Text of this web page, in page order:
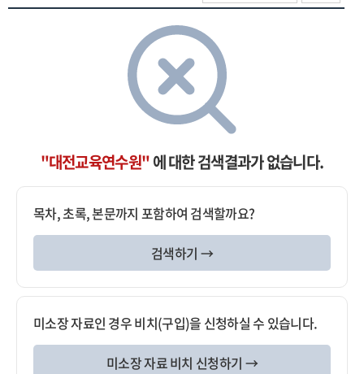
"대전교육연수원"에 대한 검색결과가 없습니다.
목차, 초록, 본문까지 포함하여 검색할까요?
검색하기 →
미소장 자료인 경우 비치(구입)을 신청하실 수 있습니다.
미소장 자료 비치 신청하기 →